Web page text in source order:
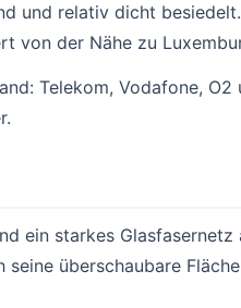
und relativ dicht
von der Nähe zu
Telekom, Vodafone, O2
ein starkes
überschaubare